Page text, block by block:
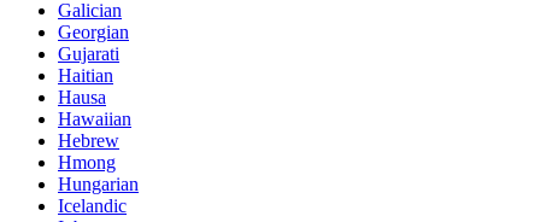
Galician
Georgian
Gujarati
Haitian
Hausa
Hawaiian
Hebrew
Hmong
Hungarian
Icelandic